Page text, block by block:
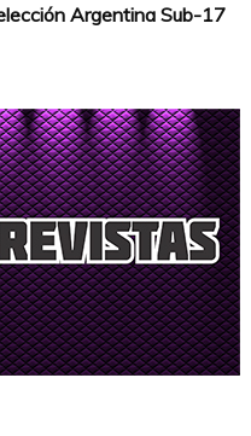
Argentina Sub-17